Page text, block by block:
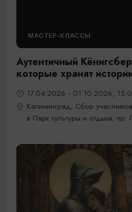
МАСТЕР-КЛАССЫ
Аутентичный
которые хранят
17.04.2026 - 01.10.2026,
Калининград, Сбор
в Парк культуры и отдыха, пр.